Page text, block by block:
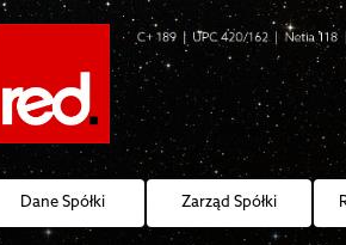
Dane Spółki Zarząd Spółki